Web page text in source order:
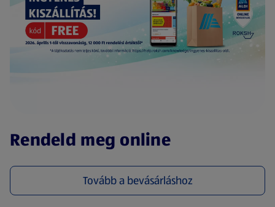
Rendeld meg online
Tovább a bevásárláshoz
(új oldalon nyílik meg)